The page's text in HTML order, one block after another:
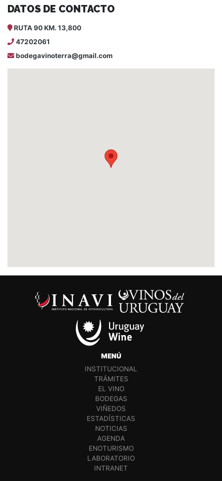
DATOS DE CONTACTO
RUTA 90 KM. 13,800
47202061
bodegavinoterra@gmail.com
MENÚ
INSTITUCIONAL
TRÁMITES
EL VINO
BODEGAS
VIÑEDOS
ESTADÍSTICAS
NOTICIAS
AGENDA
ENOTURISMO
LABORATORIO
INTRANET